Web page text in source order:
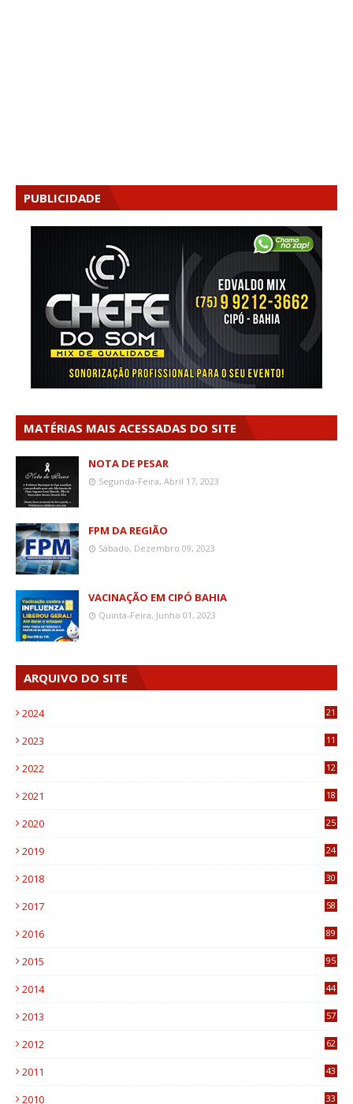
PUBLICIDADE
MATÉRIAS MAIS ACESSADAS DO SITE
NOTA DE PESAR
Segunda-Feira, Abril 17, 2023
FPM DA REGIÃO
Sábado, Dezembro 09, 2023
VACINAÇÃO EM CIPÓ BAHIA
Quinta-Feira, Junho 01, 2023
ARQUIVO DO SITE
2024 21
2023
11
2022
12
2021
18
2020
25
2019
24
2018
30
2017
58
2016
89
2015
95
2014
44
2013
57
2012
62
2011
43
2010 33